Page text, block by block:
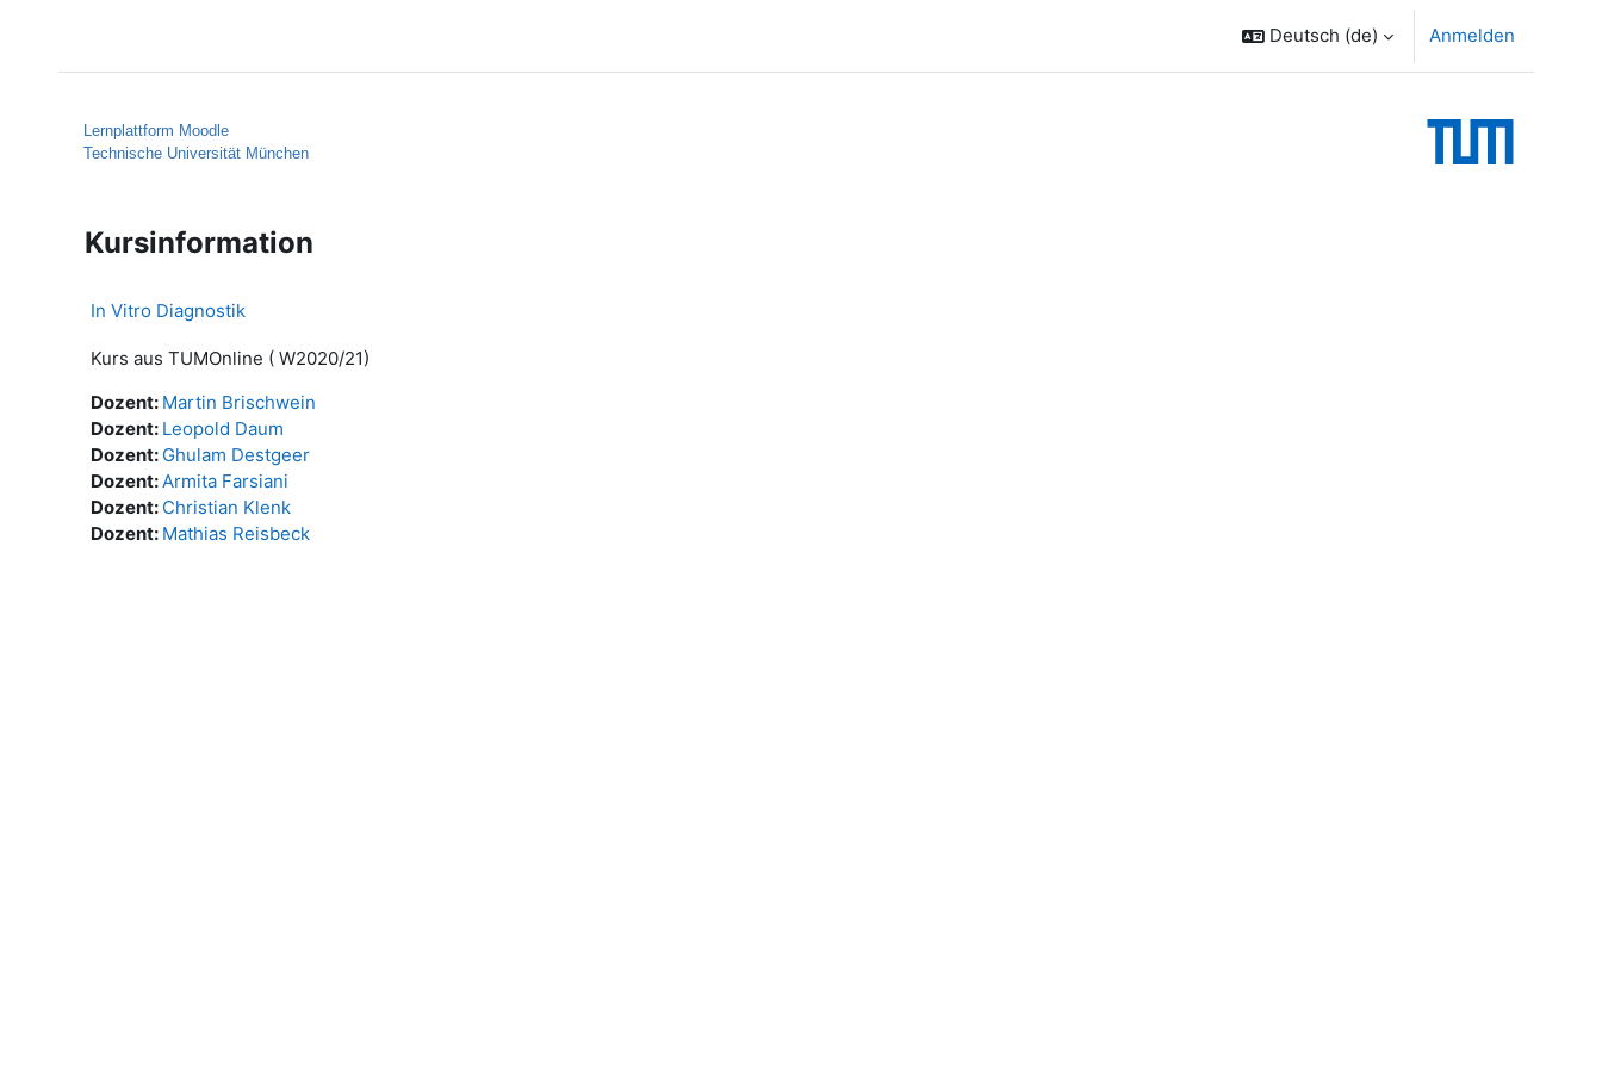
Deutsch ‎(de)‎ Anmelden
Lernplattform Moodle
Technische Universität München
Kursinformation
In Vitro Diagnostik
Kurs aus TUMOnline ( W2020/21)
Dozent: Martin Brischwein
Dozent: Leopold Daum
Dozent: Ghulam Destgeer
Dozent:Armita Farsiani
Dozent: Christian Klenk
Dozent: Mathias Reisbeck